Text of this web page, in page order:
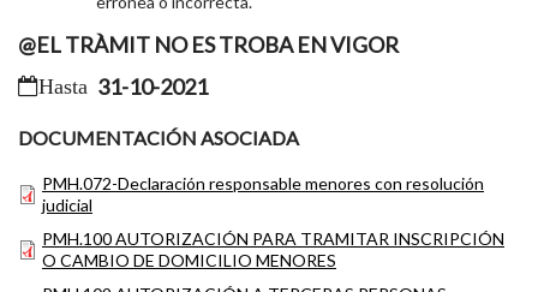
@EL TRÀMIT NO ES TROBA EN VIGOR
31-10-2021
DOCUMENTACIÓN ASOCIADA
PMH.072-Declaración responsable menores con resolución
judicial
PMH.100 AUTORIZACIÓN PARA TRAMITAR INSCRIPCIÓN
O CAMBIO DE DOMICILIO MENORES